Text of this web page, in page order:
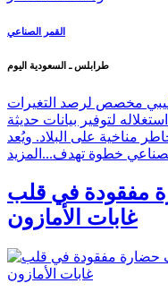
القمر الصناعي
طرابلس ـ السعودية اليوم
ليبي مخصص لرصد التغيرات
لتوفير بيانات حديثة
مناخية على البلاد. ويُعد
خطوة تهدف... المزيد
مفقودة في قلب
غابات الأمازون